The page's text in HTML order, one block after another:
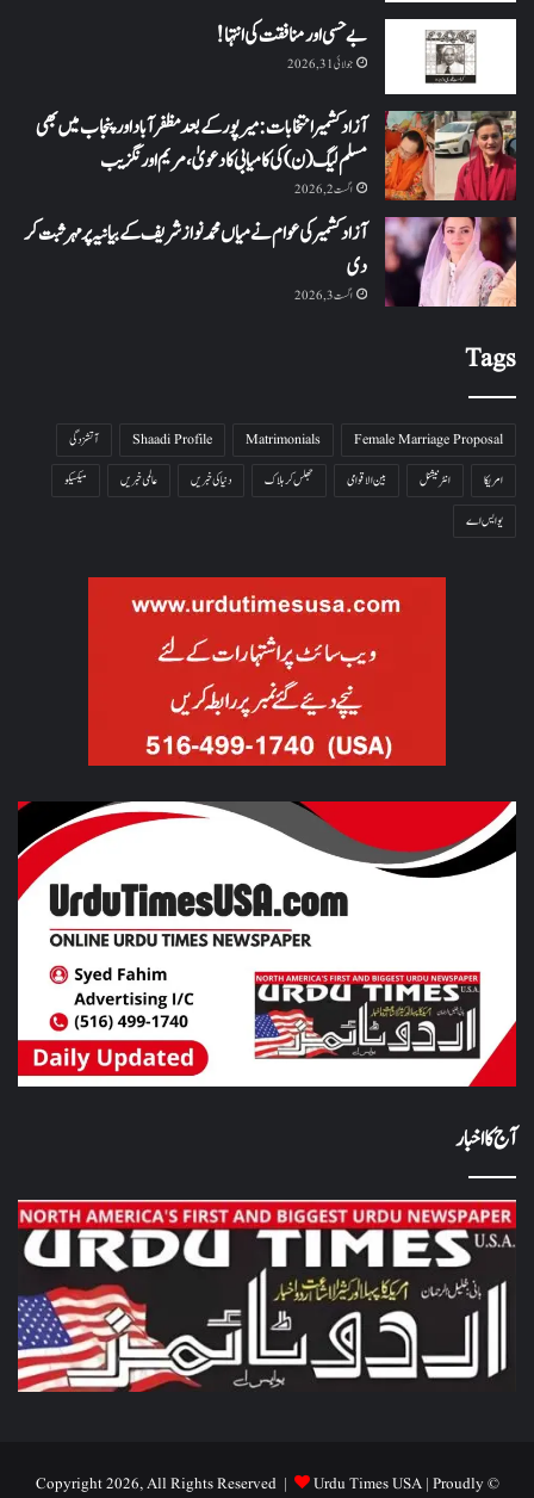
بے حسی اور منافقت کی انتہا !
جولائی 31, 2026
آزاد کشمیر انتخابات: میرپور کے بعد مظفرآباد اور پنجاب میں بھی
مسلم لیگ (ن) کی کامیابی کا دعویٰ، مریم اورنگزیب
اگست 2, 2026
آزاد کشمیر کی عوام نے میاں محمد نواز شریف کے بیانیہ پر مہر ثبت کر
دی
اگست 3, 2026
Tags
Female Marriage Proposal
Matrimonials
Shaadi Profile
آتشزدگی
امریکا
انٹرنیشنل بین الاقوامی جھلس کر ہلاک دنیا کی خبریں عالمی خبریں
میکسیکو
یو ایس اے
آج کا اخبار
© Copyright 2026, All Rights Reserved |
Urdu Times USA| Proudly